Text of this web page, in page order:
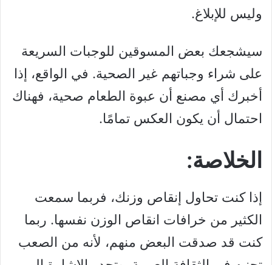
وليس للإبلاغ.
سيشجعك بعض المسوقين للوجبات السريعة
على شراء وجباتهم غير الصحية. في الواقع، إذا
أخبرك أي مصنع أن عبوة الطعام صحية، فهناك
احتمال أن يكون العكس تمامًا.
الخلاصة:
إذا كنت تحاول إنقاص وزنك، فربما سمعت
الكثير من خرافات انقاص الوزن نفسها. ربما
كنت قد صدقت البعض منهم، لأنه من الصعب